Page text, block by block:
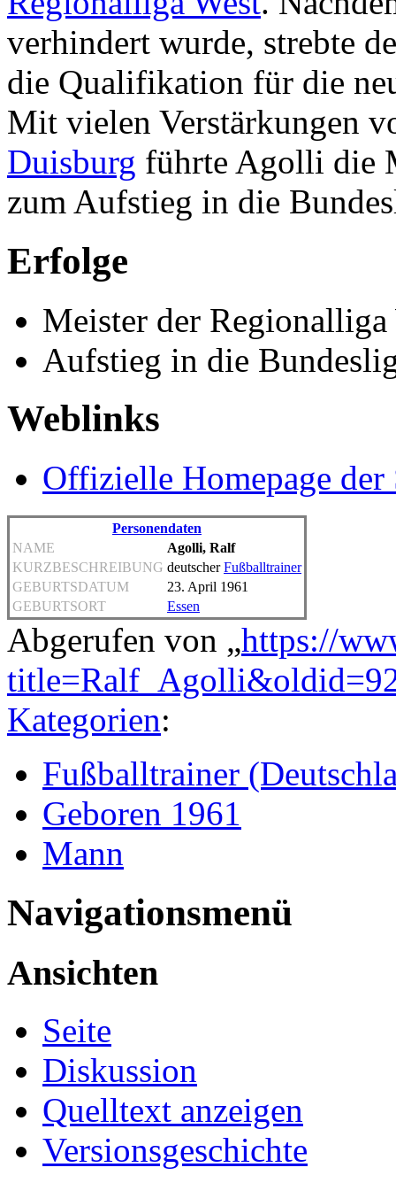
verhindert wurde, strebte
die Qualifikation für die
Mit vielen Verstärkungen
Duisburg führte Agolli die
zum Aufstieg in die
Erfolge
Meister der Regionalliga
Aufstieg in die
Weblinks
Offizielle Homepage der
Personendaten
NAME
Agolli, Ralf
KURZBESCHREIBUNG deutscherFußballtrainer
GEBURTSDATUM
23. April 1961
GEBURTSORT
Essen
Abgerufen von „https://
Kategorien:
Fußballtrainer
Geboren 1961
Mann
Navigationsmenü
Ansichten
Seite
Diskussion
Quelltext anzeigen
Versionsgeschichte